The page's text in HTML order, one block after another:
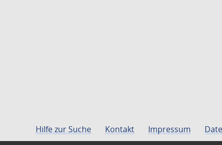
Hilfe zur Suche Kontakt Impressum